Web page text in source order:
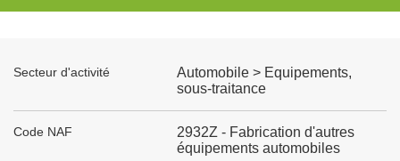
Secteur d'activité
Automobile > Equipements,
sous-traitance
Code NAF
2932Z - Fabrication d'autres
équipements automobiles